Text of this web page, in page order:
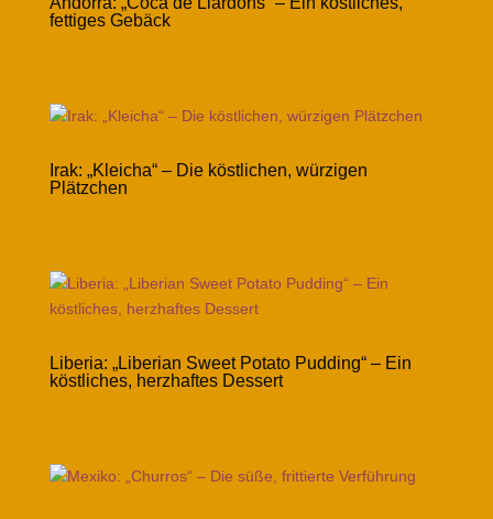
fettiges Gebäck
Irak: „Kleicha“ – Die köstlichen, würzigen
Plätzchen
Liberia: „Liberian Sweet Potato Pudding“ – Ein
köstliches, herzhaftes Dessert